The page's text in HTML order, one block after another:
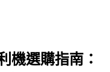
機選購指南：